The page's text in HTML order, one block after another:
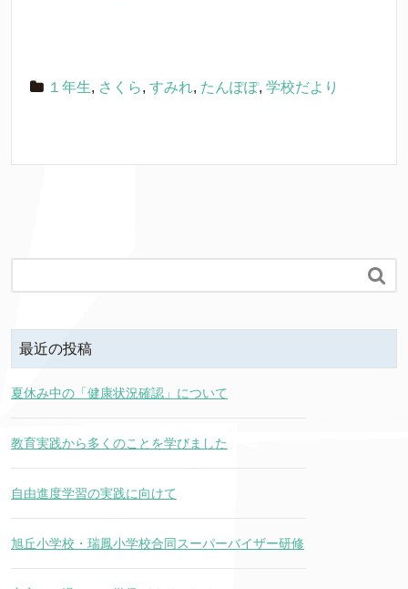
１年生, さくら, すみれ, たんぽぽ, 学校だより

最近の投稿
夏休み中の「健康状況確認」について
教育実践から多くのことを学びました
自由進度学習の実践に向けて
旭丘小学校・瑞鳳小学校合同スーパーバイザー研修